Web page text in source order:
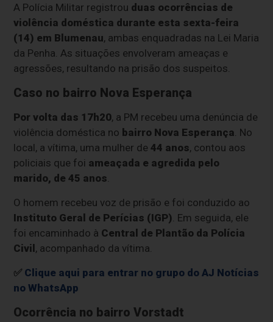
A Polícia Militar registrou duas ocorrências de
violência doméstica durante esta sexta-feira
(14) em Blumenau, ambas enquadradas na Lei Maria
da Penha. As situações envolveram ameaças e
agressões, resultando na prisão dos suspeitos.
Caso no bairro Nova Esperança
Por volta das 17h20, a PM recebeu uma denúncia de
violência doméstica no bairro Nova Esperança . No
local, a vítima, uma mulher de44 anos, contou aos
policiais que foi ameaçada e agredida pelo
marido, de 45 anos
O homem recebeu voz de prisão e foi conduzido ao
Instituto Geral de Perícias (IGP) . Em seguida, ele
foi encaminhado à Central de Plantão da Polícia
Civil, acompanhado da vítima.
✅ Clique aqui para entrar no grupo do AJ Notícias
no WhatsApp
Ocorrência no bairro Vorstadt